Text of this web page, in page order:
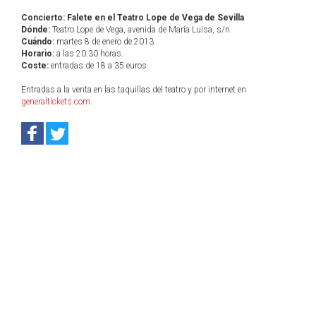
Concierto: Falete en el Teatro Lope de Vega de Sevilla
Dónde: Teatro Lope de Vega, avenida de María Luisa, s/n.
Cuándo: martes 8 de enero de 2013.
Horario: a las 20:30 horas.
Coste: entradas de 18 a 35 euros.
Entradas a la venta en las taquillas del teatro y por internet en
generaltickets.com.